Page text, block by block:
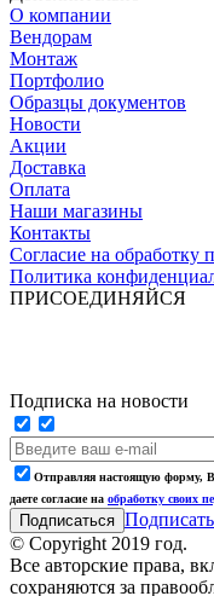
О компании
Вендорам
Монтаж
Портфолио
Образцы документов
Новости
Акции
Доставка
Оплата
Наши магазины
Контакты
Согласие на обработку
Политика
ПРИСОЕДИНЯЙСЯ
Подписка на новости
Отправляя настоящую форму,
даете согласие на обработку своих
© Copyright 2019 год.
Все авторские права,
сохраняются за